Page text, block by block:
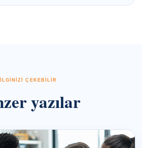
İLGİNİZİ ÇEKEBİLİR
yazılar